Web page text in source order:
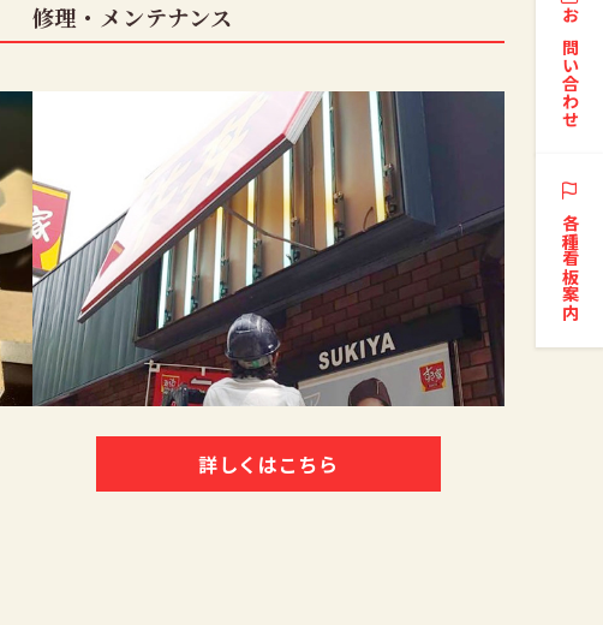
修理・メンテナンス
詳しくはこちら
お問い合わせ
各種看板案内